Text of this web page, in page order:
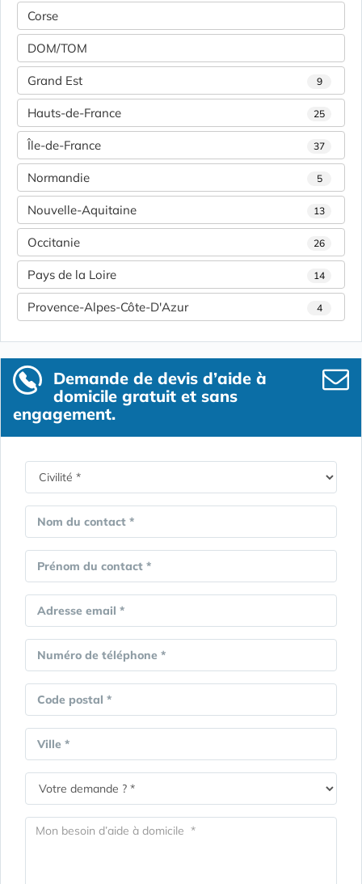
Corse
DOM/TOM
Grand Est 9
Hauts-de-France 25
Île-de-France 37
Normandie 5
Nouvelle-Aquitaine 13
Occitanie 26
Pays de la Loire 14
Provence-Alpes-Côte-D'Azur 4
Demande de devis d’aide à
domicile gratuit et sans
engagement.
Nom du contact *
Prénom du contact *
Adresse email *
Numéro de téléphone *
Code postal *
Ville *